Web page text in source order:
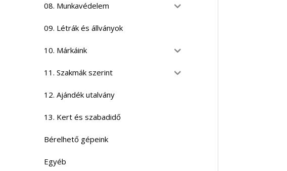
08. Munkavédelem
09. Létrák és állványok
10. Márkáink
11. Szakmák szerint
12. Ajándék utalvány
13. Kert és szabadidő
Bérelhető gépeink
Egyéb